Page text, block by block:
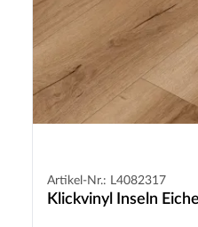
Artikel-Nr.: L4082317
Klickvinyl Inseln